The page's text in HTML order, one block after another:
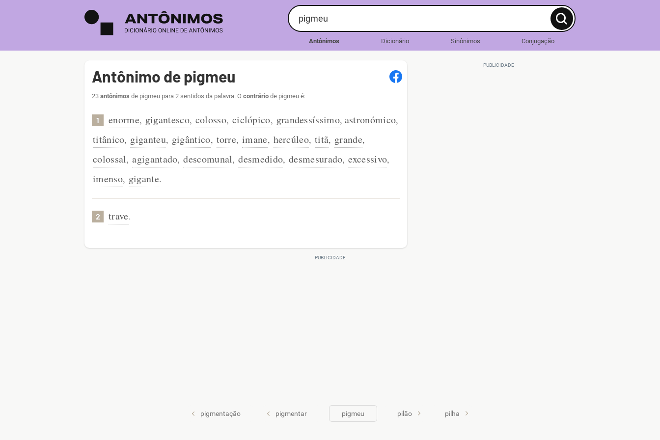
Antônimos Dicionário Sinônimos Conjugação
Antônimo de pigmeu
23 antônimos de pigmeu para 2 sentidos da palavra. O contrário de pigmeu é:
1 enorme, gigantesco, colosso, ciclópico, grandessíssimo, astronómico,
titânico, giganteu, gigântico, torre, imane, hercúleo, titã, grande,
colossal, agigantado, descomunal, desmedido, desmesurado, excessivo,
imenso, gigante.
2 trave.
pigmentação pigmentar pigmeu pilão pilha